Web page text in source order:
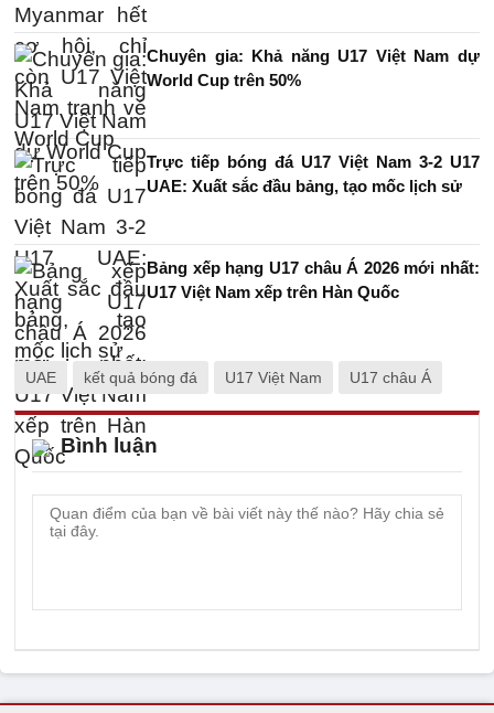
Chuyên gia: Khả năng U17 Việt Nam dự
World Cup trên 50%
Trực tiếp bóng đá U17 Việt Nam 3-2 U17
UAE: Xuất sắc đầu bảng, tạo mốc lịch sử
Bảng xếp hạng U17 châu Á 2026 mới nhất:
U17 Việt Nam xếp trên Hàn Quốc
UAE kết quả bóng đá U17 Việt Nam U17 châu Á
Bình luận